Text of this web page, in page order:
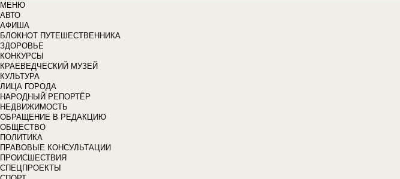
МЕНЮ
АВТО
АФИША
БЛОКНОТ ПУТЕШЕСТВЕННИКА
ЗДОРОВЬЕ
КОНКУРСЫ
КРАЕВЕДЧЕСКИЙ МУЗЕЙ
КУЛЬТУРА
ЛИЦА ГОРОДА
НАРОДНЫЙ РЕПОРТЁР
НЕДВИЖИМОСТЬ
ОБРАЩЕНИЕ В РЕДАКЦИЮ
ОБЩЕСТВО
ПОЛИТИКА
ПРАВОВЫЕ КОНСУЛЬТАЦИИ
ПРОИСШЕСТВИЯ
СПЕЦПРОЕКТЫ